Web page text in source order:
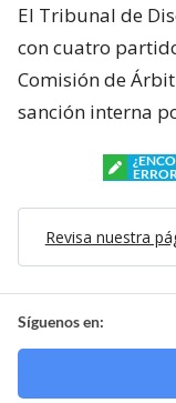
El Tribunal de
con cuatro
Comisión de
sanción interna
Revisa nuestra
Síguenos en: